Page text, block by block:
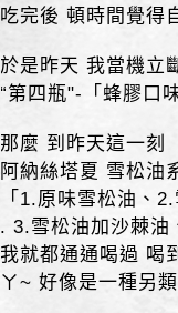
吃完後 頓時間覺得
於是昨天 我當機立
“第四瓶"-「蜂膠口
那麼 到昨天這一刻
阿納絲塔夏 雪松油
「1.原味雪松油、
. 3.雪松油加沙棘油
我就都通通喝過 喝
ㄚ~ 好像是一種另